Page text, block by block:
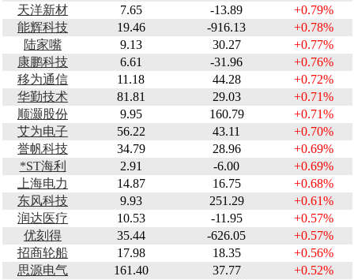
天洋新材
7.65 -13.89
+0.79%
能辉科技
19.46 -916.13
+0.78%
陆家嘴
9.13 30.27
+0.77%
康鹏科技
6.61 -31.96
+0.76%
移为通信
11.18 44.28
+0.72%
华勤技术
81.81 29.03
+0.71%
顺灏股份
9.95 160.79
+0.71%
艾为电子
56.22 43.11
+0.70%
誉帆科技
34.79 28.96
+0.69%
*ST海利
2.91 -6.00
+0.69%
上海电力
14.87 16.75
+0.68%
东风科技
9.93 251.29
+0.61%
润达医疗
10.53 -11.95
+0.57%
优刻得
35.44 -626.05
+0.57%
招商轮船
17.98 18.35
+0.56%
思源电气
161.40 37.77
+0.52%